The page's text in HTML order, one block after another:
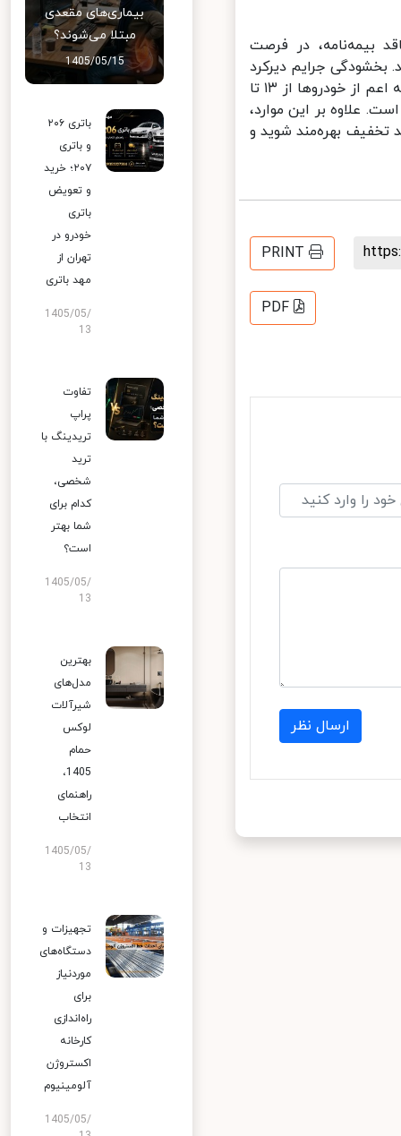
بیمه‌نامه، در فرصت
جرایم دیرکرد
بیمه موتور از ۱۳ آذر تا ۱۲ دی ماه و بخشودگی جرایم دیرکرد سایر وسایل نقلیه اعم از خودروها از ۱۳ تا
علاوه بر این موارد،
تخفیف بهره‌مند شوید و
PRINT
PDF
ارسال نظر
بیماری‌های مقعدی
مبتلا می‌شوند؟
1405/05/15
باتری ۲۰۶
و باتری
۲۰۷؛ خرید
و تعویض
باتری
خودرو در
تهران از
مهد باتری
1405/05/
13
تفاوت
پراپ
تریدینگ با
ترید
شخصی،
کدام برای
شما بهتر
است؟
1405/05/
13
بهترین
مدل‌های
شیرآلات
لوکس
حمام
1405،
راهنمای
انتخاب
1405/05/
13
تجهیزات و
دستگاه‌های
موردنیاز
برای
راه‌اندازی
کارخانه
اکستروژن
آلومینیوم
1405/05/